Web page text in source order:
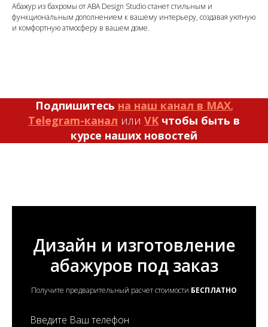
Абажур из бахромы от ABA Design Studio станет стильным и
функциональным дополнением к вашему интерьеру, создавая уютную
и комфортную атмосферу в вашем доме.
Подпишитесь на наш канал в MAX,
Telegram-канал или VK чтобы быть в
курсе наших новостей
Дизайн и изготовление
абажуров под заказ
Получите предварительный расчет стоимости БЕСПЛАТНО
Введите Ваш телефон